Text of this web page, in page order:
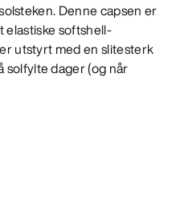
Denne capsen er
elastiske softshell-
utstyrt med en slitesterk
solfylte dager (og når